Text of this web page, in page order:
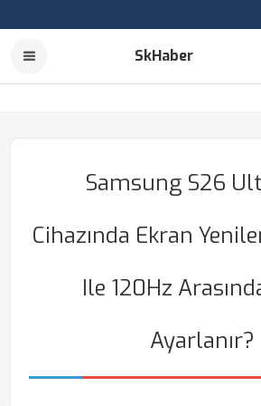
SkHaber
Samsung S26
Cihazında Ekran
Ile 120Hz
Ayarlanır?